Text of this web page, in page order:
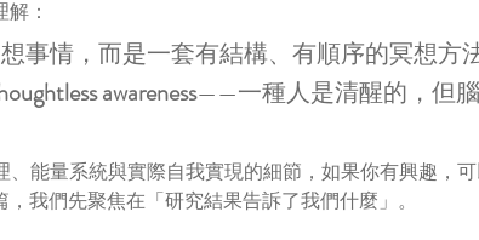
：
事情，而是一套有結構、有順序的冥想方
awareness——一種人是清醒的，但
、能量系統與實際自我實現的細節，如果你有興趣，
我們先聚焦在「研究結果告訴了我們什麼」。